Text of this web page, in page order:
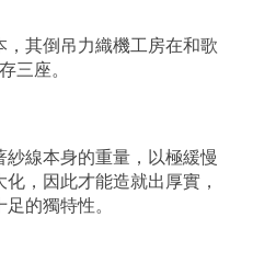
，其倒吊力織機工房在和歌
三座。
線本身的重量，以極緩慢
，因此才能造就出厚實，
的獨特性。